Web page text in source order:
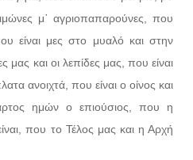
μ᾽ αγριοπαπαρούνες, που
είναι μες στο μυαλό και στην
μας και οι λεπίδες μας, που είναι
ανοιχτά, που είναι ο οίνος και
ημών ο επιούσιος, που η
που το Τέλος μας και η Αρχή